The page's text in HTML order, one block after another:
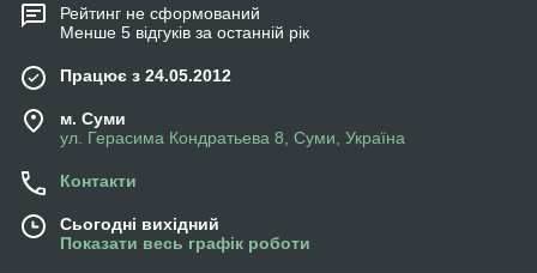
Рейтинг не сформований
Менше 5 відгуків за останній рік
Працює з 24.05.2012
м. Суми
ул. Герасима Кондратьева 8, Суми, Україна
Контакти
Сьогодні вихідний
Показати весь графік роботи